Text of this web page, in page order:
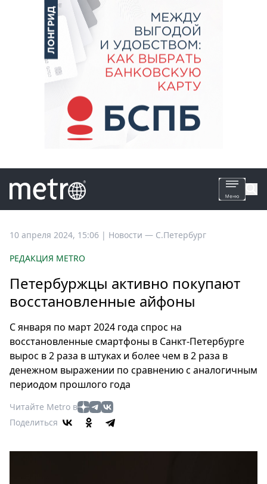
Все
Россия
Мир
Еда
Туризм
Мода
Театр
Кино
Афиша
Выставки
10 апреля 2024, 15:06 | Новости — С.Петербург
РЕДАКЦИЯ METRO
Петербуржцы активно покупают
восстановленные айфоны
С января по март 2024 года спрос на
восстановленные смартфоны в Санкт-Петербурге
вырос в 2 раза в штуках и более чем в 2 раза в
денежном выражении по сравнению с аналогичным
периодом прошлого года
Читайте Metro в
Поделиться